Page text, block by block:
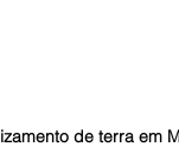
de terra em